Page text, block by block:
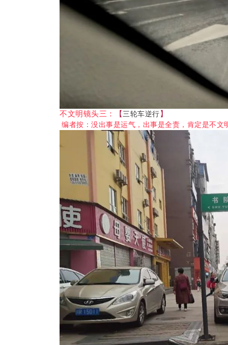
不文明镜头三： 【 三轮车逆行 】
编者按：没出事是运气，出事是全责，肯定是不文